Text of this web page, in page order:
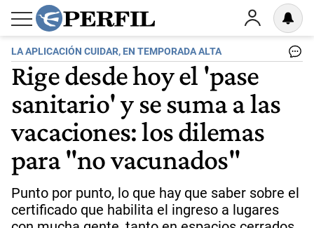
LA APLICACIÓN CUIDAR, EN TEMPORADA ALTA
Rige desde hoy el 'pase
sanitario' y se suma a las
vacaciones: los dilemas
para "no vacunados"
Punto por punto, lo que hay que saber sobre el
certificado que habilita el ingreso a lugares